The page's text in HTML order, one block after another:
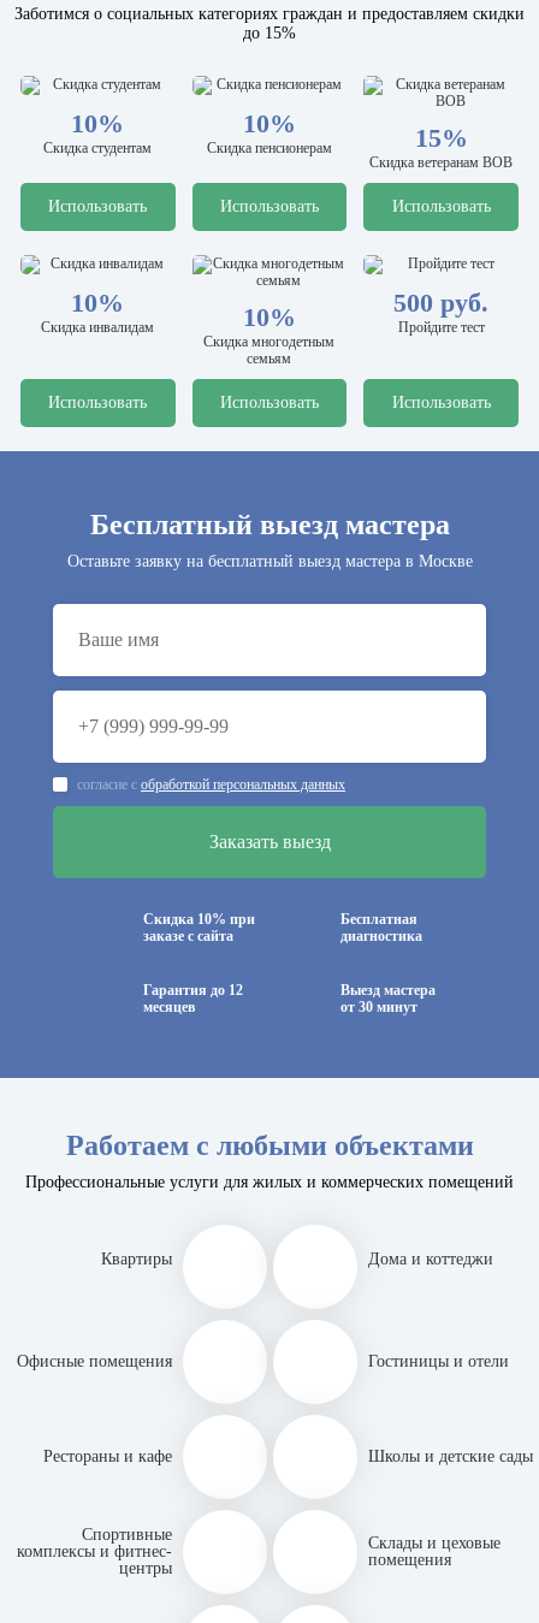
Заботимся о социальных категориях граждан и предоставляем скидки
до 15%
10%
Скидка студентам
Использовать
10%
Скидка пенсионерам
Использовать
15%
Скидка ветеранам ВОВ
Использовать
10%
Скидка инвалидам
Использовать
10%
Скидка многодетным
семьям
Использовать
500 руб.
Пройдите тест
Использовать
Бесплатный выезд мастера
Оставьте заявку на бесплатный выезд мастера в Москве
согласие с обработкой персональных данных
Скидка 10% при
заказе с сайта
Бесплатная
диагностика
Гарантия до 12
месяцев
Выезд мастера
от 30 минут
Работаем с любыми объектами
Профессиональные услуги для жилых и коммерческих помещений
Квартиры Дома и коттеджи
Офисные помещения Гостиницы и отели
Рестораны и кафе Школы и детские сады
Спортивные
комплексы и фитнес-
центры
Склады и цеховые
помещения